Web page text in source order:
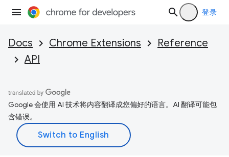
登录
Docs Chrome Extensions
Reference
API
Google 会使用 AI 技术将内容翻译成您偏好的语言。AI 翻译可能包
含错误。